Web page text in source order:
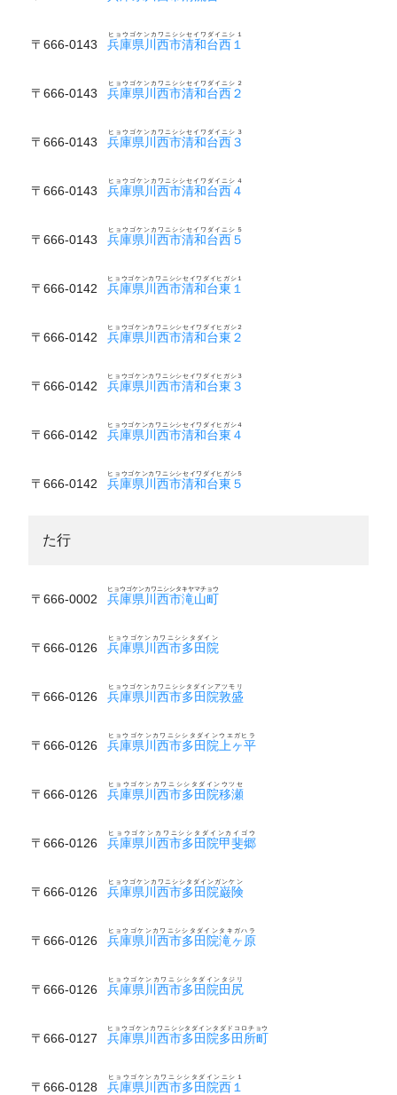
〒666-0143 兵庫県川西市清和台西１
ヒョウゴケンカワニシシセイワダイニシ１
〒666-0143 兵庫県川西市清和台西２
ヒョウゴケンカワニシシセイワダイニシ２
〒666-0143 兵庫県川西市清和台西３
ヒョウゴケンカワニシシセイワダイニシ３
〒666-0143 兵庫県川西市清和台西４
ヒョウゴケンカワニシシセイワダイニシ４
〒666-0143 兵庫県川西市清和台西５
ヒョウゴケンカワニシシセイワダイニシ５
〒666-0142 兵庫県川西市清和台東１
ヒョウゴケンカワニシシセイワダイヒガシ１
〒666-0142 兵庫県川西市清和台東２
ヒョウゴケンカワニシシセイワダイヒガシ２
〒666-0142 兵庫県川西市清和台東３
ヒョウゴケンカワニシシセイワダイヒガシ３
〒666-0142 兵庫県川西市清和台東４
ヒョウゴケンカワニシシセイワダイヒガシ４
〒666-0142 兵庫県川西市清和台東５
ヒョウゴケンカワニシシセイワダイヒガシ５
た行
〒666-0002 兵庫県川西市滝山町
ヒョウゴケンカワニシシタキヤマチョウ
〒666-0126 兵庫県川西市多田院
ヒョウゴケンカワニシシタダイン
〒666-0126 兵庫県川西市多田院敦盛
ヒョウゴケンカワニシシタダインアツモリ
〒666-0126 兵庫県川西市多田院上ヶ平
ヒョウゴケンカワニシシタダインウエガヒラ
〒666-0126 兵庫県川西市多田院移瀬
ヒョウゴケンカワニシシタダインウツセ
〒666-0126 兵庫県川西市多田院甲斐郷
ヒョウゴケンカワニシシタダインカイゴウ
〒666-0126 兵庫県川西市多田院巌険
ヒョウゴケンカワニシシタダインガンケン
〒666-0126 兵庫県川西市多田院滝ヶ原
ヒョウゴケンカワニシシタダインタキガハラ
〒666-0126 兵庫県川西市多田院田尻
ヒョウゴケンカワニシシタダインタジリ
〒666-0127 兵庫県川西市多田院多田所町
ヒョウゴケンカワニシシタダインタダドコロチョウ
〒666-0128 兵庫県川西市多田院西１
ヒョウゴケンカワニシシタダインニシ１